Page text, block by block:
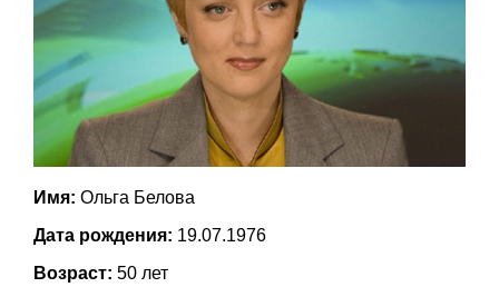
Имя: Ольга Белова
Дата рождения: 19.07.1976
Возраст: 50 лет